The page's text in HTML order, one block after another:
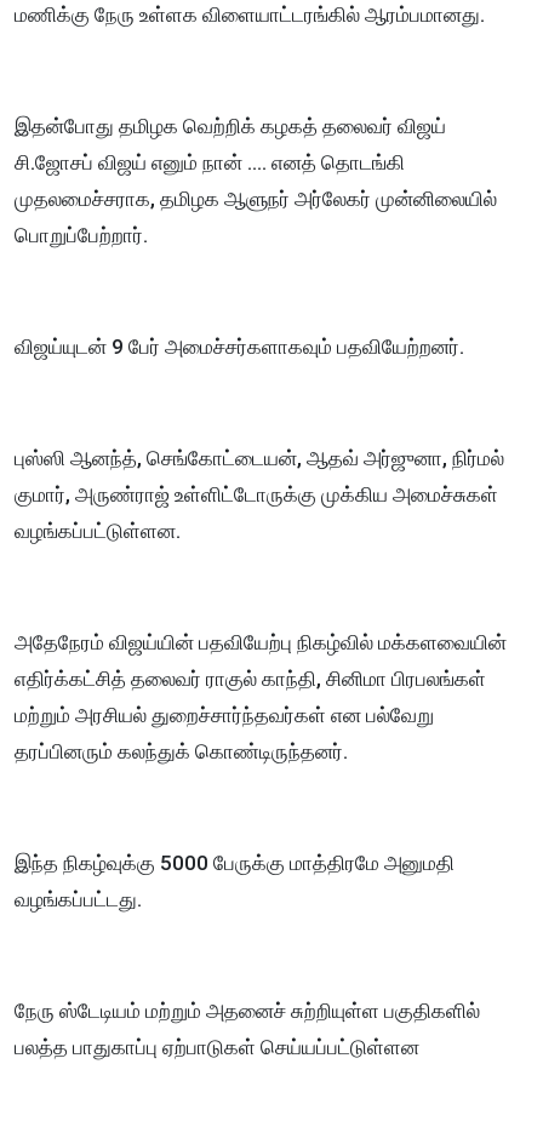
மணிக்கு நேரு உள்ளக விளையாட்டரங்கில் ஆரம்பமானது.
இதன்போது தமிழக வெற்றிக் கழகத் தலைவர் விஜய்
சி.ஜோசப் விஜய் எனும் நான் .... எனத் தொடங்கி
முதலமைச்சராக, தமிழக ஆளுநர் அர்லேகர் முன்னிலையில்
பொறுப்பேற்றார்.
விஜய்யுடன் 9 பேர் அமைச்சர்களாகவும் பதவியேற்றனர்.
புஸ்ஸி ஆனந்த், செங்கோட்டையன், ஆதவ் அர்ஜுனா, நிர்மல்
குமார், அருண்ராஜ் உள்ளிட்டோருக்கு முக்கிய அமைச்சுகள்
வழங்கப்பட்டுள்ளன.
அதேநேரம் விஜய்யின் பதவியேற்பு நிகழ்வில் மக்களவையின்
எதிர்க்கட்சித் தலைவர் ராகுல் காந்தி, சினிமா பிரபலங்கள்
மற்றும் அரசியல் துறைச்சார்ந்தவர்கள் என பல்வேறு
தரப்பினரும் கலந்துக் கொண்டிருந்தனர்.
இந்த நிகழ்வுக்கு 5000 பேருக்கு மாத்திரமே அனுமதி
வழங்கப்பட்டது.
நேரு ஸ்டேடியம் மற்றும் அதனைச் சுற்றியுள்ள பகுதிகளில்
பலத்த பாதுகாப்பு ஏற்பாடுகள் செய்யப்பட்டுள்ளன